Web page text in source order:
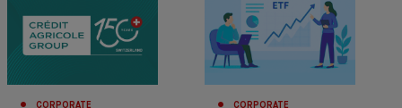
CORPORATE CORPORATE